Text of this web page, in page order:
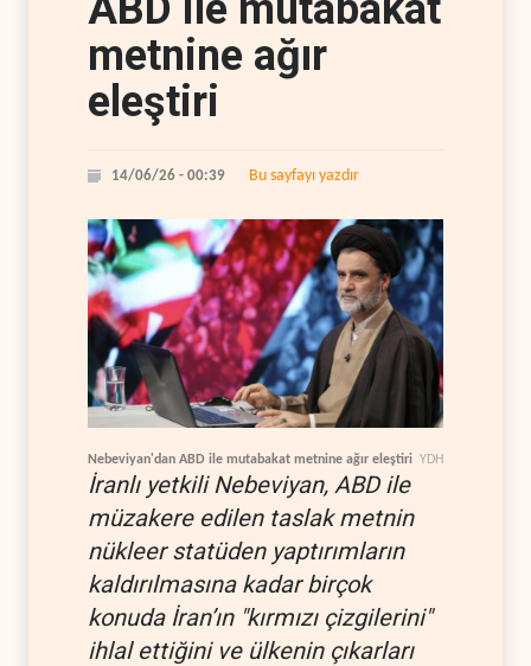
metnine ağır
eleştiri
14/06/26 - 00:39 Bu sayfayı yazdır
Nebeviyan'dan ABD ile mutabakat metnine ağır eleştiri YDH
İranlı yetkili Nebeviyan, ABD ile
müzakere edilen taslak metnin
nükleer statüden yaptırımların
kaldırılmasına kadar birçok
konuda İran’ın "kırmızı çizgilerini"
ihlal ettiğini ve ülkenin çıkarları